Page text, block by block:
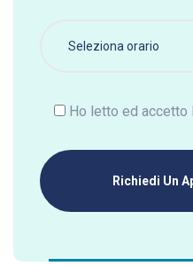
Ho letto ed accetto
Richiedi Un